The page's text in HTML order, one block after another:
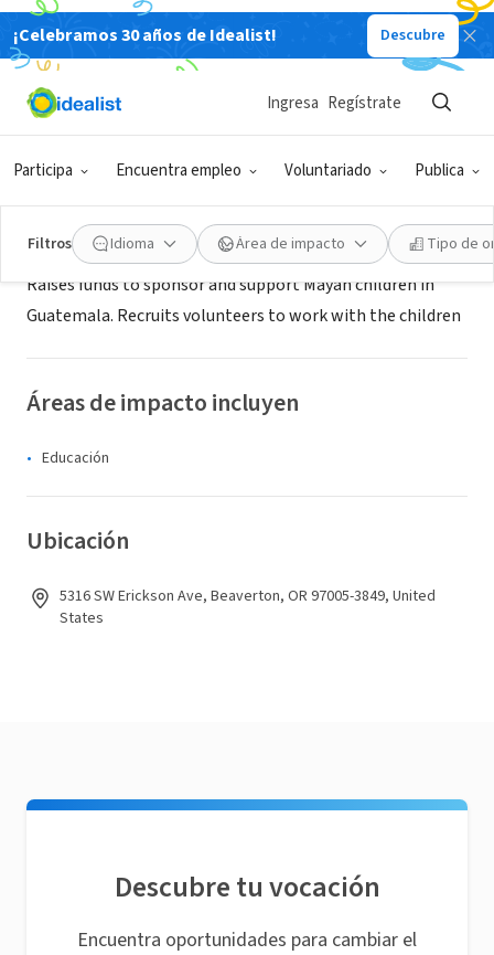
¡Celebramos 30 años de Idealist! Descubre
Participa Encuentra empleo Voluntariado Publica
Ingresa Regístrate
Filtros Idioma Área de impacto Tipo de
ORGANIZACIÓN SIN FIN DE LUCRO
La Pedrera School Project
Acerca de
Raises funds to sponsor and support Mayan children in
Guatemala. Recruits volunteers to work with the children
Áreas de impacto incluyen
Educación
Ubicación
5316 SW Erickson Ave, Beaverton, OR 97005-3849, United
States
Descubre tu vocación
Encuentra oportunidades para cambiar el